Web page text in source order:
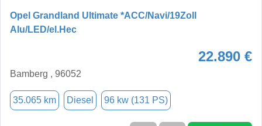
Opel Grandland Ultimate *ACC/Navi/19Zoll
Alu/LED/el.Hec
22.890 €
Bamberg , 96052
35.065 km Diesel 96 kw (131 PS)